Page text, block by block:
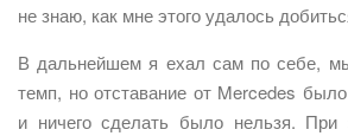
не знаю, как мне этого удалось
В дальнейшем я ехал сам по себе,
темп, но отставание от Mercedes
и ничего сделать было нельзя.